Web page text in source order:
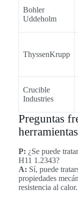
Bohler
Uddeholm
ThyssenKrupp
Crucible
Industries
Preguntas
P: ¿Se puede
H11 1.2343?
A: Sí, puede
propiedades
resistencia al calor.